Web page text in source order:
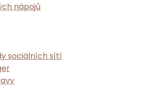
nápojů
sociálních sítí